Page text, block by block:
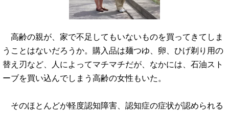
高齢の親が、家で不足してもいないものを買ってきてしま
うことはないだろうか。購入品は麺つゆ、卵、ひげ剃り用の
替え刃など、人によってマチマチだが、なかには、石油スト
ーブを買い込んでしまう高齢の女性もいた。
そのほとんどが軽度認知障害、認知症の症状が認められる